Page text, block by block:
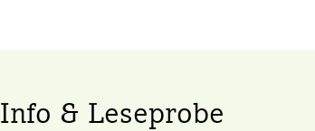
Info & Leseprobe